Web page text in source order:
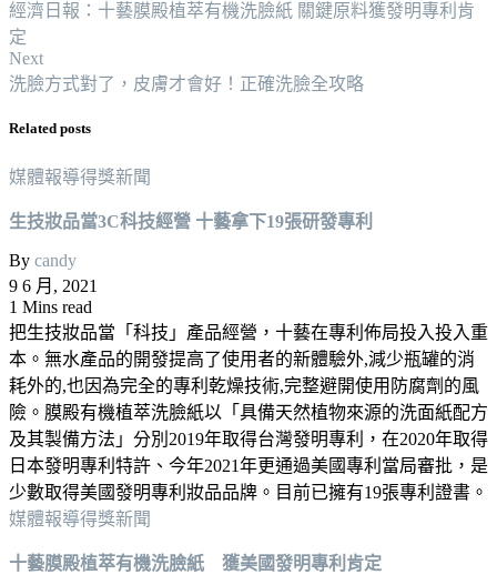
經濟日報：十藝膜殿植萃有機洗臉紙 關鍵原料獲發明專利肯
定
Next
洗臉方式對了，皮膚才會好！正確洗臉全攻略
Related posts
媒體報導得獎新聞
生技妝品當3C科技經營 十藝拿下19張研發專利
By candy
9 6 月, 2021
1 Mins read
把生技妝品當「科技」產品經營，十藝在專利佈局投入投入重
本。無水產品的開發提高了使用者的新體驗外,減少瓶罐的消
耗外的,也因為完全的專利乾燥技術,完整避開使用防腐劑的風
險。膜殿有機植萃洗臉紙以「具備天然植物來源的洗面紙配方
及其製備方法」分別2019年取得台灣發明專利，在2020年取得
日本發明專利特許、今年2021年更通過美國專利當局審批，是
少數取得美國發明專利妝品品牌。目前已擁有19張專利證書。
媒體報導得獎新聞
十藝膜殿植萃有機洗臉紙 獲美國發明專利肯定